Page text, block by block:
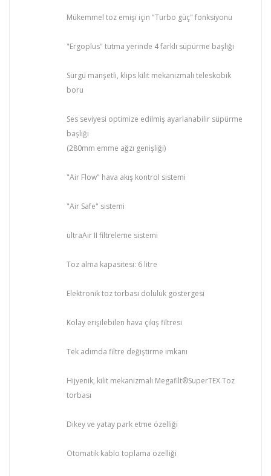
Mükemmel toz emişi için "Turbo güç" fonksiyonu
"Ergoplus" tutma yerinde 4 farklı süpürme başlığı
Sürgü manşetli, klips kilit mekanizmalı teleskobik
boru
Ses seviyesi optimize edilmiş ayarlanabilir süpürme
başlığı
(280mm emme ağzı genişliği)
"Air Flow" hava akış kontrol sistemi
"Air Safe" sistemi
ultraAir II filtreleme sistemi
Toz alma kapasitesi: 6 litre
Elektronik toz torbası doluluk göstergesi
Kolay erişilebilen hava çıkış filtresi
Tek adımda filtre değiştirme imkanı
Hijyenik, kilit mekanizmalı Megafilt®SuperTEX Toz
torbası
Dikey ve yatay park etme özelliği
Otomatik kablo toplama özelliği